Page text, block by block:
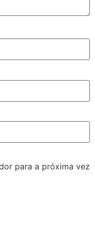
para a próxima vez